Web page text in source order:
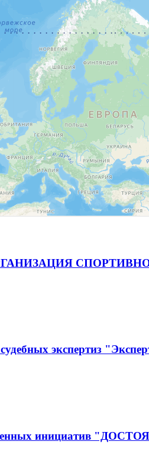
экспертиз
инициатив